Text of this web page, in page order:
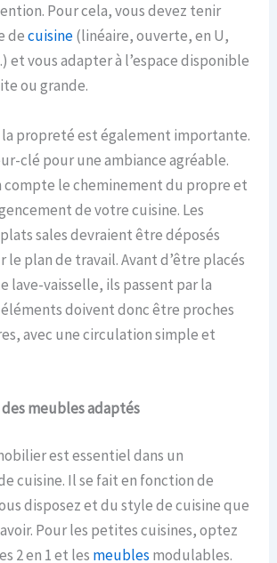
Pour cela, vous devez tenir
decuisine(linéaire, ouverte, en U,
vous adapter à l’espace disponible
ou grande.
la propreté est également importante.
clé pour une ambiance agréable.
compte le cheminement du propre et
de votre cuisine. Les
sales devraient être déposés
plan de travail. Avant d’être placés
lave-vaisselle, ils passent par la
éléments doivent donc être proches
avec une circulation simple et
des meubles adaptés
est essentiel dans un
cuisine. Il se fait en fonction de
disposez et du style de cuisine que
Pour les petites cuisines, optez
2 en 1 et les meubles modulables.